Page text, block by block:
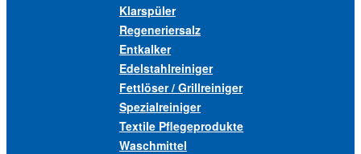
Klarspüler
Regeneriersalz
Entkalker
Edelstahlreiniger
Fettlöser / Grillreiniger
Spezialreiniger
Textile Pflegeprodukte
Waschmittel